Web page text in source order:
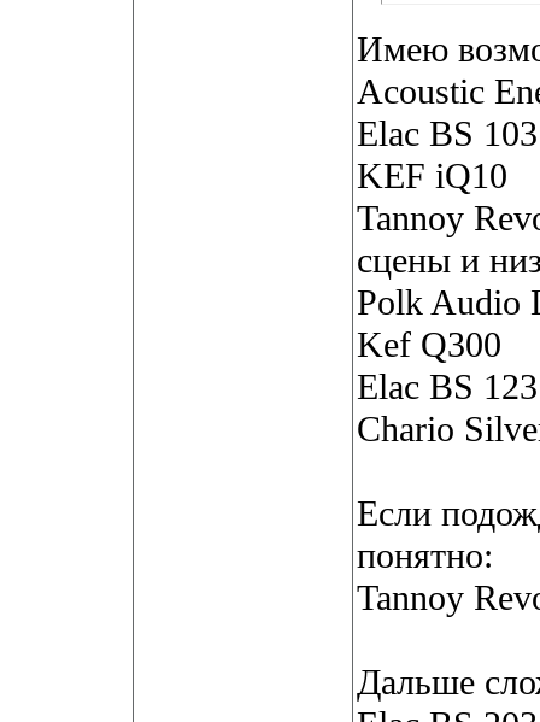
Имею
Acoustic
Elac BS
KEF iQ10
Tannoy
сцены и
Polk Audio
Kef Q300
Elac BS 123
Chario
Если
понятно:
Tannoy
Дальше